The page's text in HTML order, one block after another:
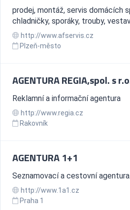
prodej, montáž, servis domácích
chladničky, sporáky, trouby,
http://www.afservis.cz
Plzeň-město
AGENTURA REGIA,spol. s
Reklamní a informační agentura
http://www.regia.cz
Rakovník
AGENTURA 1+1
Seznamovací a cestovní agentura.
http://www.1a1.cz
Praha 1